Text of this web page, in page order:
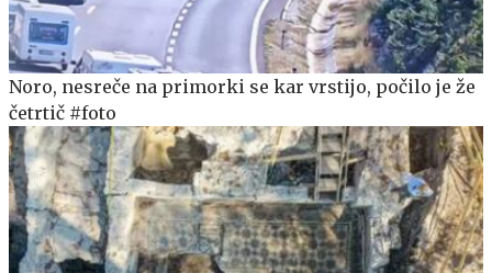
Noro, nesreče na primorki se kar vrstijo, počilo je že
četrtič #foto